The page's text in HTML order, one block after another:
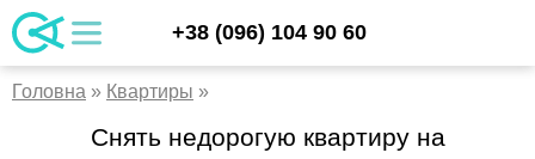
Skip
to
content
apartments.kharkiv.ua/ru
Аренда квартир и хостела в Харькове
+38 (096) 104 90 60
UA
RU
Головна » Квартиры »
Снять недорогую квартиру на